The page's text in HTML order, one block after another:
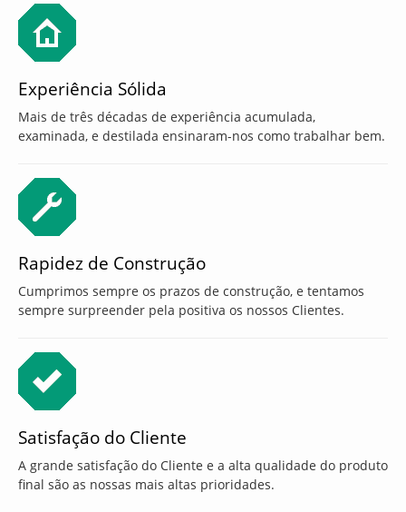
Experiência Sólida
Mais de três décadas de experiência acumulada,
examinada, e destilada ensinaram-nos como trabalhar bem.
Rapidez de Construção
Cumprimos sempre os prazos de construção, e tentamos
sempre surpreender pela positiva os nossos Clientes.
Satisfação do Cliente
A grande satisfação do Cliente e a alta qualidade do produto
final são as nossas mais altas prioridades.